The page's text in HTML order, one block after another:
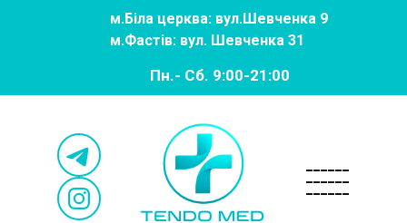
м.Біла церква: вул.Шевченка 9
м.Фастів: вул. Шевченка 31
Пн.- Сб. 9:00-21:00
______
______